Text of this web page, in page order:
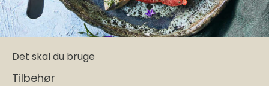
Det skal du bruge
Tilbehør